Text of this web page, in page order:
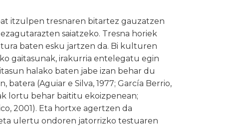
itzulpen tresnaren bitartez gauzatzen
saiatzeko. Tresna horiek
baten esku jartzen da. Bi kulturen
gaitasunak, irakurria entelegatu egin
halako baten jabe izan behar du
(Aguiar e Silva, 1977; García Berrio,
lortu behar baititu ekoizpenean;
2001). Eta hortxe agertzen da
ulertu ondoren jatorrizko testuaren